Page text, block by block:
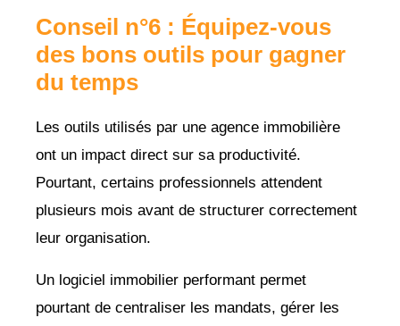
Conseil n°6 : Équipez-vous
des bons outils pour gagner
du temps
Les outils utilisés par une agence immobilière
ont un impact direct sur sa productivité.
Pourtant, certains professionnels attendent
plusieurs mois avant de structurer correctement
leur organisation.
Un logiciel immobilier performant permet
pourtant de centraliser les mandats, gérer les